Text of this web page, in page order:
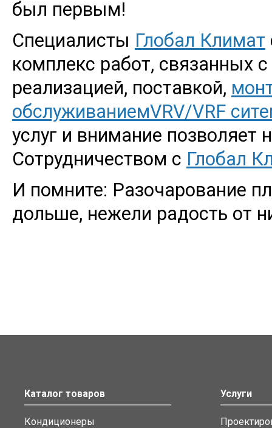
был первым!
Специалисты Глобал Климат
комплекс работ, связанных с
реализацией, поставкой,
обслуживаниемVRV/VRF
услуг и внимание позволяет
Сотрудничеством с Глобал
И помните: Разочарование
дольше, нежели радость от
Каталог товаров
Кондиционеры
Услуги